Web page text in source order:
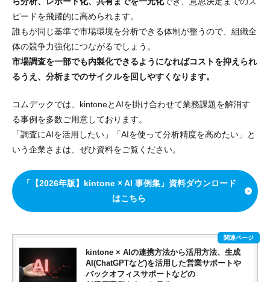
ピードを飛躍的に高められます。
誰もが同じ基準で市場環境を分析できる体制が整うので、組織全
体の競争力強化につながるでしょう。
市場調査を一部でも内製化できるようになればコストを抑えられ
るうえ、分析までのサイクルを回しやすくなります。
コムデックでは、kintoneとAIを掛け合わせて業務課題を解消す
る事例を多数ご用意しております。
「調査にAIを活用したい」「AIを使って分析精度を高めたい」と
いう企業さまは、ぜひ資料をご覧ください。
「【2026年版】kintone × AI 事例集」資料ダウンロード
はこちら
kintone × AIの連携方法から活用方法、生成
AI(ChatGPTなど)を活用した営業サポートや
バックオフィスサポートなどの